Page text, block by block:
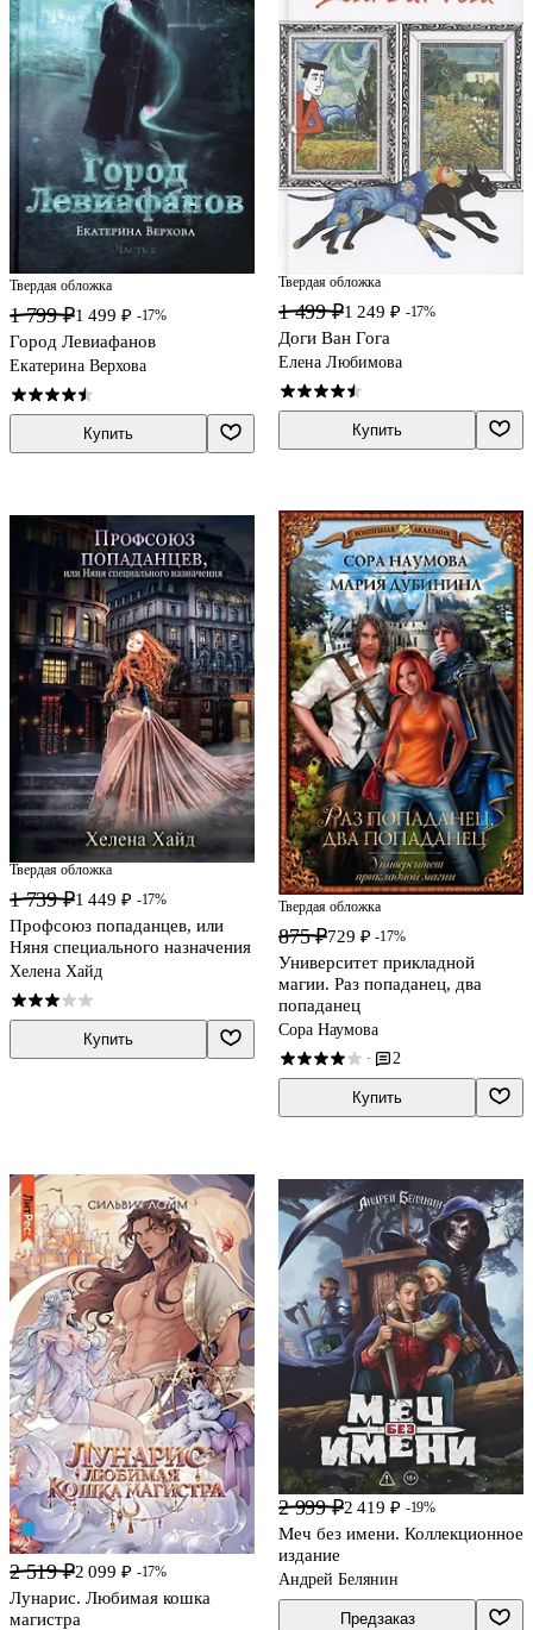
Твердая обложка
1 799 ₽1 499 ₽ -17%
Город Левиафанов
Екатерина Верхова
Купить
Твердая обложка
1 499 ₽1 249 ₽ -17%
Доги Ван Гога
Елена Любимова
Купить
Твердая обложка
1 739 ₽1 449 ₽ -17%
Профсоюз попаданцев, или
Няня специального назначения
Хелена Хайд
Купить
Твердая обложка
875 ₽729 ₽ -17%
Университет прикладной
магии. Раз попаданец, два
попаданец
Сора Наумова
· 2
Купить
2 519 ₽2 099 ₽ -17%
Лунарис. Любимая кошка
магистра
2 999 ₽2 419 ₽ -19%
Меч без имени. Коллекционное
издание
Андрей Белянин
Предзаказ